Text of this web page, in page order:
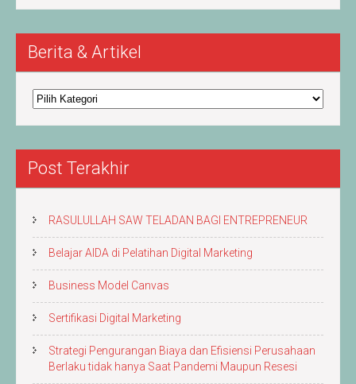
Berita & Artikel
Berita
&
Artikel
Post Terakhir
RASULULLAH SAW TELADAN BAGI ENTREPRENEUR
Belajar AIDA di Pelatihan Digital Marketing
Business Model Canvas
Sertifikasi Digital Marketing
Strategi Pengurangan Biaya dan Efisiensi Perusahaan
Berlaku tidak hanya Saat Pandemi Maupun Resesi